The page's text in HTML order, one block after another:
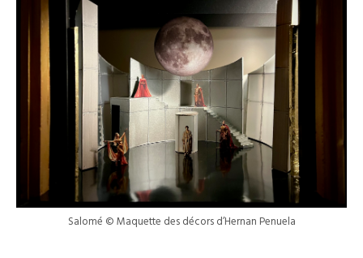
Salomé © Maquette des décors d’Hernan Penuela